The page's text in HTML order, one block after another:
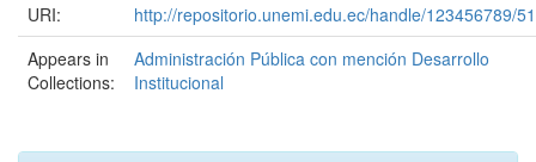
URI:
http://repositorio.unemi.edu.ec/handle/123456789/
Appears in
Collections:
Administración Pública con mención Desarrollo
Institucional